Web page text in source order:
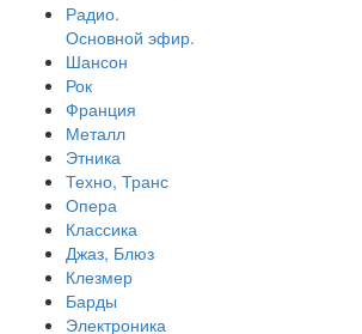
Радио.
Основной эфир.
Шансон
Рок
Франция
Металл
Этника
Техно, Транс
Опера
Классика
Джаз, Блюз
Клезмер
Барды
Электроника